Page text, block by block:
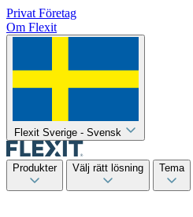
Privat Företag
Om Flexit
Flexit Sverige - Svensk
Produkter Välj rätt lösning Tema